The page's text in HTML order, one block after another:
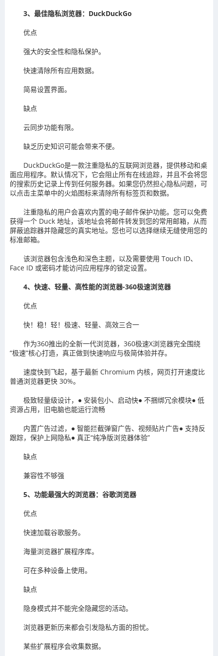
3、最佳隐私浏览器：DuckDuckGo
优点
强大的安全性和隐私保护。
快速清除所有应用数据。
简易设置界面。
缺点
云同步功能有限。
缺乏历史知识可能会带来不便。
DuckDuckGo是一款注重隐私的互联网浏览器，提供移动和桌
面应用程序。默认情况下，它会阻止所有在线追踪，并且不会将您
的搜索历史记录上传到任何服务器。如果您仍然担心隐私问题，可
以点击主菜单中的火焰图标来清除所有标签页和数据。
注重隐私的用户会喜欢内置的电子邮件保护功能。您可以免费
获得一个 Duck 地址，该地址会将邮件转发到您的常用邮箱，从而
屏蔽追踪器并隐藏您的真实地址。您也可以选择继续无缝使用您的
标准邮箱。
该浏览器包含浅色和深色主题，以及需要使用 Touch ID、
Face ID 或密码才能访问应用程序的锁定设置。
4、快速、轻量、高性能的浏览器-360极速浏览器
优点
快！稳！轻！极速、轻量、高效三合一
作为360推出的全新一代浏览器，360极速X浏览器完全围绕
“极速”核心打造，真正做到快速响应与极简体验并存。
速度快到飞起，基于最新 Chromium 内核，网页打开速度比
普通浏览器更快 30%。
极致轻量级设计，● 安装包小、启动快● 不捆绑冗余模块● 低
资源占用，旧电脑也能运行流畅
内置广告过滤，● 智能拦截弹窗广告、视频贴片广告● 支持反
跟踪，保护上网隐私● 真正“纯净版浏览器体验”
缺点
兼容性不够强
5、功能最强大的浏览器：谷歌浏览器
优点
快速加载谷歌服务。
海量浏览器扩展程序库。
可在多种设备上使用。
缺点
隐身模式并不能完全隐藏您的活动。
浏览器更新历来都会引发隐私方面的担忧。
某些扩展程序会收集数据。